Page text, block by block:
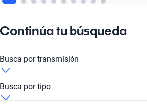
Continúa tu búsqueda
Busca por transmisión
Dodge Ram Kavak Las Condes Automático
Busca por tipo